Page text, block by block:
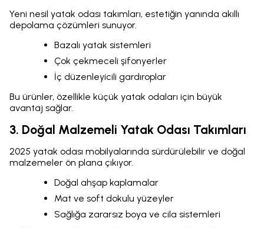
Yeni nesil yatak odası takımları, estetiğin yanında akıllı
depolama çözümleri sunuyor.
Bazalı yatak sistemleri
Çok çekmeceli şifonyerler
İç düzenleyicili gardıroplar
Bu ürünler, özellikle küçük yatak odaları için büyük
avantaj sağlar.
3. Doğal Malzemeli Yatak Odası Takımları
2025 yatak odası mobilyalarında sürdürülebilir ve doğal
malzemeler ön plana çıkıyor.
Doğal ahşap kaplamalar
Mat ve soft dokulu yüzeyler
Sağlığa zararsız boya ve cila sistemleri